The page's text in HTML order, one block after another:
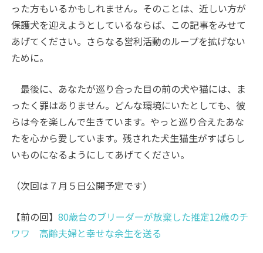
った方もいるかもしれません。そのことは、近しい方が
保護犬を迎えようとしているならば、この記事をみせて
あげてください。さらなる営利活動のループを拡げない
ために。
最後に、あなたが巡り合った目の前の犬や猫には、ま
ったく罪はありません。どんな環境にいたとしても、彼
らは今を楽しんで生きています。やっと巡り合えたあな
たを心から愛しています。残された犬生猫生がすばらし
いものになるようにしてあげてください。
（次回は７月５日公開予定です）
【前の回】80歳台のブリーダーが放棄した推定12歳のチ
ワワ 高齢夫婦と幸せな余生を送る